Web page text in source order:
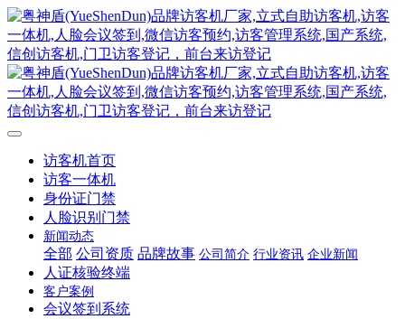
访客机首页
访客一体机
身份证门禁
人脸识别门禁
新闻动态
全部 公司资质 品牌故事 公司简介 行业资讯 企业新闻
人证核验终端
客户案例
会议签到系统